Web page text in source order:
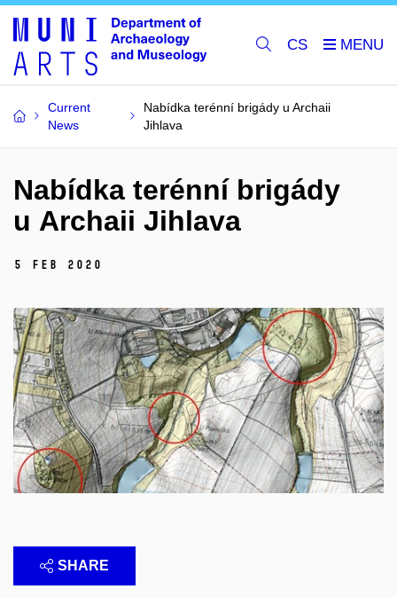
CS
Current
News
Nabídka terénní brigády u Archaii
Jihlava
Nabídka terénní brigády
u Archaii Jihlava
5 Feb 2020
SHARE